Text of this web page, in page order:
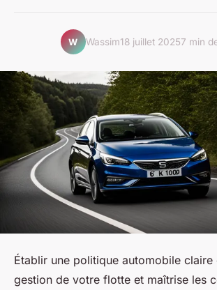
W Wassim18 juillet 20257 min
Établir une politique automobile claire
gestion de votre flotte et maîtrise les